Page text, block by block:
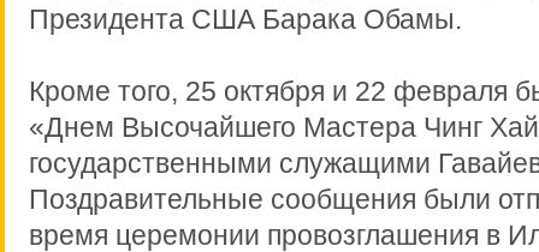
Президента США Барака Обамы.
Кроме того, 25 октября и 22 февраля
«Днем Высочайшего Мастера Чинг
государственными служащими
Поздравительные сообщения были
время церемонии провозглашения в